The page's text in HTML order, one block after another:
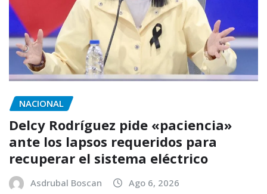
NACIONAL
Delcy Rodríguez pide «paciencia»
ante los lapsos requeridos para
recuperar el sistema eléctrico
Asdrubal Boscan Ago 6, 2026